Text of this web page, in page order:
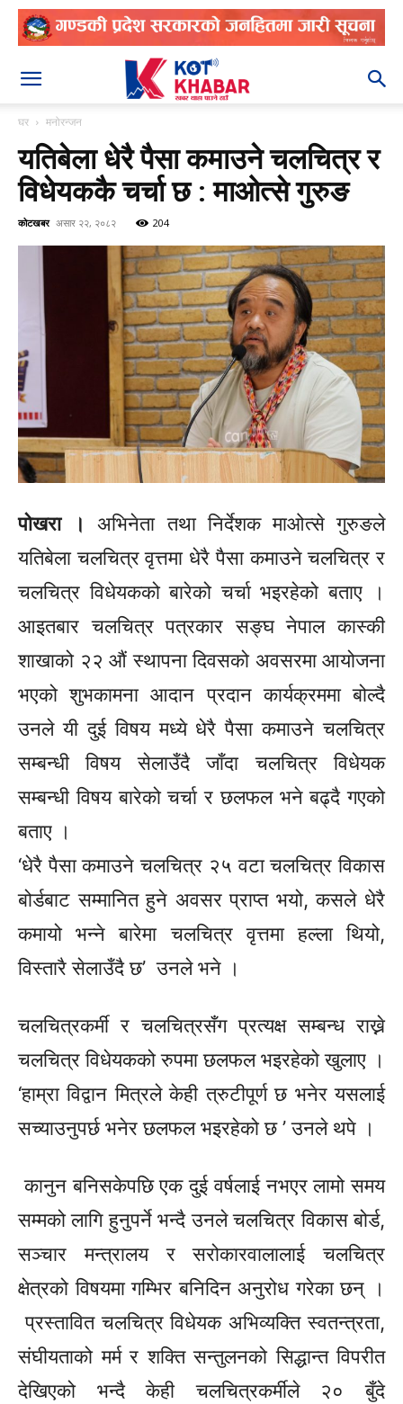
घर मनोरन्जन
यतिबेला धेरै पैसा कमाउने चलचित्र र
विधेयककै चर्चा छ : माओत्से गुरुङ
कोटखबर असार २२, २०८२ 204
पोखरा ।
अभिनेता तथा निर्देशक माओत्से गुरुङले
यतिबेला चलचित्र वृत्तमा धेरै पैसा कमाउने चलचित्र र
चलचित्र विधेयकको बारेको चर्चा भइरहेको बताए ।
आइतबार चलचित्र पत्रकारसङ्घनेपाल कास्की
शाखाको २२ औं स्थापना दिवसको अवसरमा आयोजना
भएको शुभकामना आदान प्रदान कार्यक्रममा बोल्दै
उनले यी दुई विषय मध्ये धेरै पैसा कमाउने चलचित्र
सम्बन्धी विषयसेलाउँदैजाँदा चलचित्र विधेयक
सम्बन्धी विषय बारेको चर्चा र छलफल भने बढ्दै गएको
बताए ।
‘धेरै पैसा कमाउने चलचित्र २५ वटा चलचित्र विकास
बोर्डबाट सम्मानित हुने अवसर प्राप्त भयो, कसले धेरै
कमायो भन्ने बारेमा चलचित्र वृत्तमा हल्ला थियो,
विस्तारैसेलाउँदैछ’ उनले भने ।
चलचित्रकर्मी र चलचित्रसँग प्रत्यक्ष सम्बन्ध राख्ने
चलचित्र विधेयकको रुपमा छलफल भइरहेको खुलाए ।
‘हाम्राविद्वान मित्रले केही त्रुटीपूर्ण छ भनेर यसलाई
सच्याउनुपर्छ भनेर छलफल भइरहेको छ ’ उनले थपे ।
कानुन बनिसकेपछि एक दुई वर्षलाई नभएर लामो समय
सम्मको लागि हुनुपर्ने भन्दै उनले चलचित्र विकास बोर्ड,
सञ्चार मन्त्रालयर सरोकारवालालाईचलचित्र
क्षेत्रको विषयमा गम्भिर बनिदिन अनुरोध गरेका छन् ।
प्रस्तावित चलचित्र विधेयक अभिव्यक्ति स्वतन्त्रता,
संघीयताको मर्म र शक्ति सन्तुलनको सिद्धान्त विपरीत
देखिएको भन्दै केही चलचित्रकर्मीले २० बुँदे